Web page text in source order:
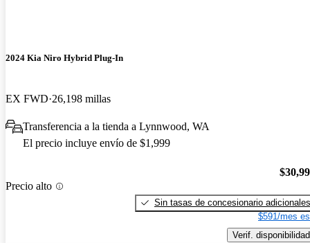
2024 Kia Niro Hybrid Plug-In
EX FWD 26,198 millas
Transferencia a la tienda a Lynnwood, WA
El precio incluye envío de $1,999
Precio alto
Sin tasas de concesionario adicionales
$591/mes
Verif. disponibilidad